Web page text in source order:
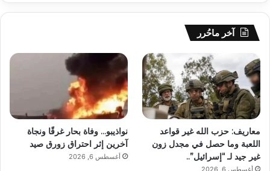
آخر ماحُرر
معاريف: حزب الله غير قواعد
اللعبة وما حصل في مجدل زون
غير جيد لـ “إسرائيل”..
نواذيبو… وفاة بحار غرقًا ونجاة
آخرين إثر احتراق زورق صيد
أغسطس 6, 2026